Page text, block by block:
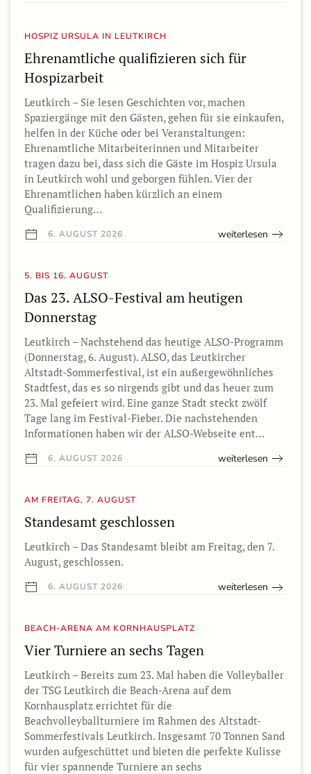
HOSPIZ URSULA IN LEUTKIRCH
Ehrenamtliche qualifizieren sich für
Hospizarbeit
Leutkirch – Sie lesen Geschichten vor, machen
Spaziergänge mit den Gästen, gehen für sie einkaufen,
helfen in der Küche oder bei Veranstaltungen:
Ehrenamtliche Mitarbeiterinnen und Mitarbeiter
tragen dazu bei, dass sich die Gäste im Hospiz Ursula
in Leutkirch wohl und geborgen fühlen. Vier der
Ehrenamtlichen haben kürzlich an einem
Qualifizierung…
6. AUGUST 2026 weiterlesen
5. BIS 16. AUGUST
Das 23. ALSO-Festival am heutigen
Donnerstag
Leutkirch – Nachstehend das heutige ALSO-Programm
(Donnerstag, 6. August). ALSO, das Leutkircher
Altstadt-Sommerfestival, ist ein außergewöhnliches
Stadtfest, das es so nirgends gibt und das heuer zum
23. Mal gefeiert wird. Eine ganze Stadt steckt zwölf
Tage lang im Festival-Fieber. Die nachstehenden
Informationen haben wir der ALSO-Webseite ent…
6. AUGUST 2026 weiterlesen
AM FREITAG, 7. AUGUST
Standesamt geschlossen
Leutkirch – Das Standesamt bleibt am Freitag, den 7.
August, geschlossen.
6. AUGUST 2026 weiterlesen
BEACH-ARENA AM KORNHAUSPLATZ
Vier Turniere an sechs Tagen
Leutkirch – Bereits zum 23. Mal haben die Volleyballer
der TSG Leutkirch die Beach-Arena auf dem
Kornhausplatz errichtet für die
Beachvolleyballturniere im Rahmen des Altstadt-
Sommerfestivals Leutkirch. Insgesamt 70 Tonnen Sand
wurden aufgeschüttet und bieten die perfekte Kulisse
für vier spannende Turniere an sechs